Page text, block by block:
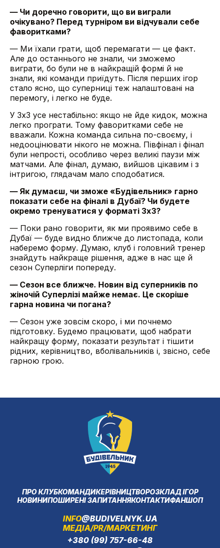
— Чи доречно говорити, що ви виграли
очікувано? Перед турніром ви відчували себе
фаворитками?
— Ми їхали грати, щоб перемагати — це факт.
Але до останнього не знали, чи зможемо
виграти, бо були не в найкращій формі й не
знали, які команди приїдуть. Після перших ігор
стало ясно, що суперниці теж налаштовані на
перемогу, і легко не буде.
У 3х3 усе нестабільно: якщо не йде кидок, можна
легко програти. Тому фаворитками себе не
вважали. Кожна команда сильна по-своєму, і
недооцінювати нікого не можна. Півфінал і фінал
були непрості, особливо через великі паузи між
матчами. Але фінал, думаю, вийшов цікавим і з
інтригою, глядачам мало сподобатися.
— Як думаєш, чи зможе «Будівельник» гарно
показати себе на фіналі в Дубаї? Чи будете
окремо тренуватися у форматі 3х3?
— Поки рано говорити, як ми проявимо себе в
Дубаї — буде видно ближче до листопада, коли
наберемо форму. Думаю, клуб і головний тренер
знайдуть найкраще рішення, адже в нас ще й
сезон Суперліги попереду.
— Сезон все ближче. Новин від суперників по
жіночій Суперлізі майже немає. Це скоріше
гарна новина чи погана?
— Сезон уже зовсім скоро, і ми почнемо
підготовку. Будемо працювати, щоб набрати
найкращу форму, показати результат і тішити
рідних, керівництво, вболівальників і, звісно, себе
гарною грою.
ПРО КЛУБКОМАНДИКЕРІВНИЦТВОРОЗКЛАД ІГОР
НОВИНИПОШИРЕНІ ЗАПИТАННЯКОНТАКТИФАНШОП
INFO@BUDIVELNYK.UA
МЕДІА/PR/МАРКЕТИНГ
+380 (99) 757-66-48